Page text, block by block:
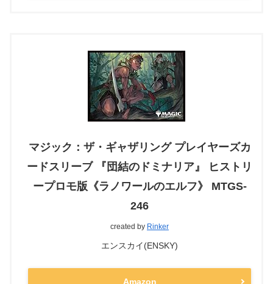
マジック：ザ・ギャザリング プレイヤーズカ
ードスリーブ 『団結のドミナリア』 ヒストリ
ープロモ版《ラノワールのエルフ》 MTGS-
246
created by Rinker
エンスカイ(ENSKY)
Amazon